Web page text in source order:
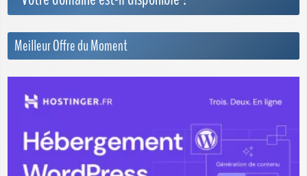
Meilleur Offre du Moment